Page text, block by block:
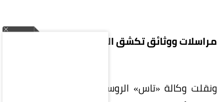
مراسلات ووثائق تكشق الإحداثيات
ونقلت وكالة «تاس» الروسية عن المخترقين بأنهم